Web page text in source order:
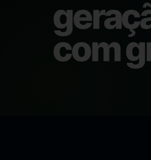
com